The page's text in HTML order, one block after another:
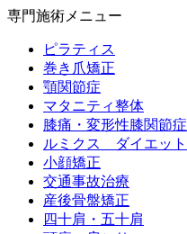
専門施術メニュー
ピラティス
巻き爪矯正
顎関節症
マタニティ整体
膝痛・変形性膝関節症
ルミクス ダイエット
小顔矯正
交通事故治療
産後骨盤矯正
四十肩・五十肩